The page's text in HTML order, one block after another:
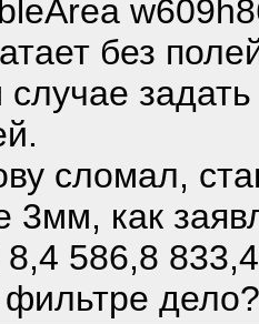
без
случае
сломал,
3мм, как
586,8